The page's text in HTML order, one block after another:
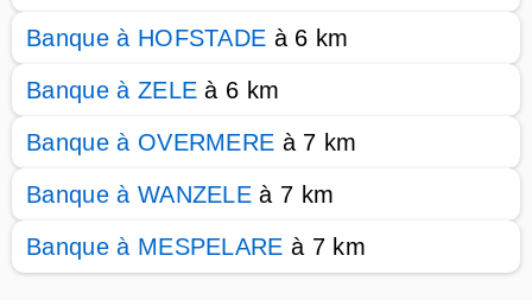
Banque à HOFSTADE à 6 km
Banque à ZELE à 6 km
Banque à OVERMERE à 7 km
Banque à WANZELE à 7 km
Banque à MESPELARE à 7 km